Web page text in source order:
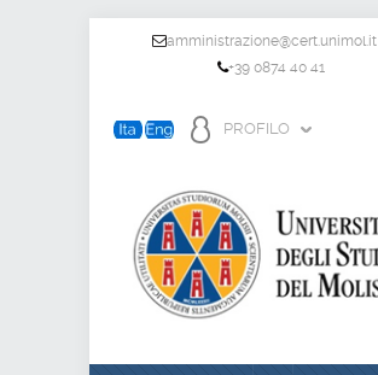
amministrazione@cert.unimol.it
+39 0874 40 41
PROFILO